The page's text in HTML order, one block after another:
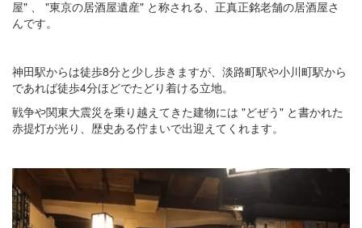
屋" 、 "東京の居酒屋遺産" と称される、正真正銘老舗の居酒屋さ
んです。
神田駅からは徒歩8分と少し歩きますが、淡路町駅や小川町駅から
であれば徒歩4分ほどでたどり着ける立地。
戦争や関東大震災を乗り越えてきた建物には "どぜう" と書かれた
赤提灯が光り、歴史ある佇まいで出迎えてくれます。